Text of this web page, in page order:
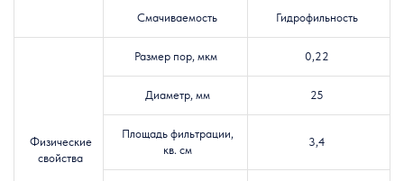
Смачиваемость Гидрофильность
Физические
свойства
Размер пор, мкм 0,22
Диаметр, мм 25
Площадь фильтрации,
кв. см
3,4